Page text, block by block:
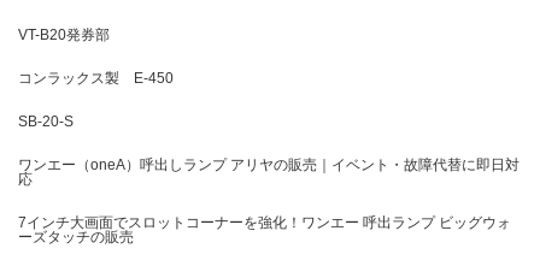
VT-B20発券部
コンラックス製 E-450
SB-20-S
ワンエー（oneA）呼出しランプ アリヤの販売｜イベント・故障代替に即日対
応
7インチ大画面でスロットコーナーを強化！ワンエー 呼出ランプ ビッグウォ
ーズタッチの販売